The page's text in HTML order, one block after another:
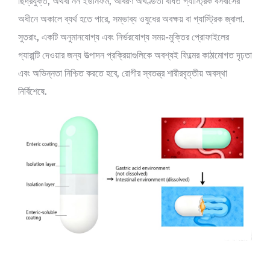
অধীনে অকালে ব্যর্থ হতে পারে, সম্ভাব্য ওষুধের অবক্ষয় বা গ্যাস্ট্রিক জ্বালা.
সুতরাং, একটি অনুমানযোগ্য এবং নির্ভরযোগ্য সময়-মুক্তির প্রোফাইলের
গ্যারান্টি দেওয়ার জন্য উত্পাদন প্রক্রিয়াগুলিকে অবশ্যই ফিল্মের কাঠামোগত দৃঢ়তা
এবং অভিন্নতা নিশ্চিত করতে হবে, রোগীর স্বতন্ত্র শারীরবৃত্তীয় অবস্থা
নির্বিশেষে.